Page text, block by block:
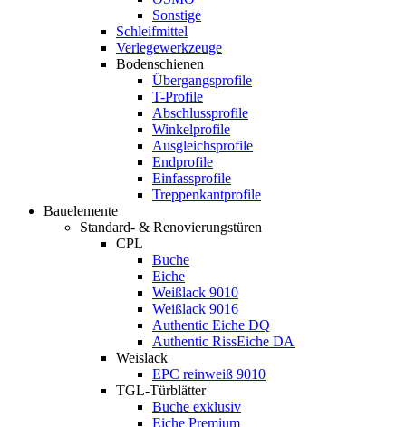
Sonstige
Schleifmittel
Verlegewerkzeuge
Bodenschienen
Übergangsprofile
T-Profile
Abschlussprofile
Winkelprofile
Ausgleichsprofile
Endprofile
Einfassprofile
Treppenkantprofile
Bauelemente
Standard- & Renovierungstüren
CPL
Buche
Eiche
Weißlack 9010
Weißlack 9016
Authentic Eiche DQ
Authentic RissEiche DA
Weislack
EPC reinweiß 9010
TGL-Türblätter
Buche exklusiv
Eiche Premium